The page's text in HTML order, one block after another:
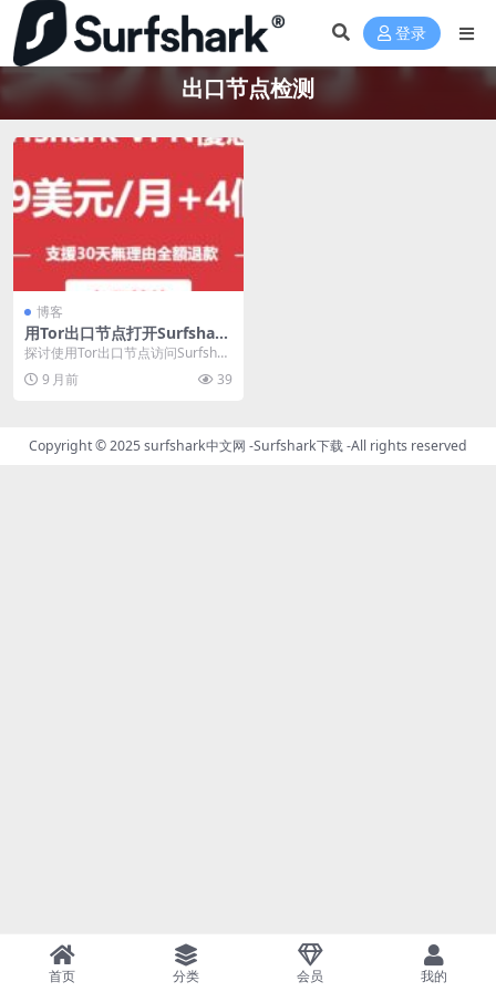
登录
出口节点检测
博客
用Tor出口节点打开Surfshark
官网会触发风控吗
探讨使用Tor出口节点访问Surfshar
k官网是否触发风控，分析匿名访问
与平台...
9 月前 39
Copyright © 2025surfshark中文网 -Surfshark下载-All rights reserved
首页 分类 会员 我的